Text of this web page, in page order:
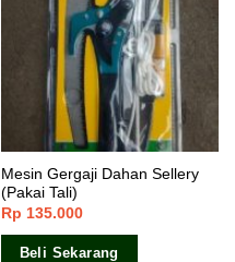
Mesin Gergaji Dahan Sellery
(Pakai Tali)
Rp 135.000
Beli Sekarang